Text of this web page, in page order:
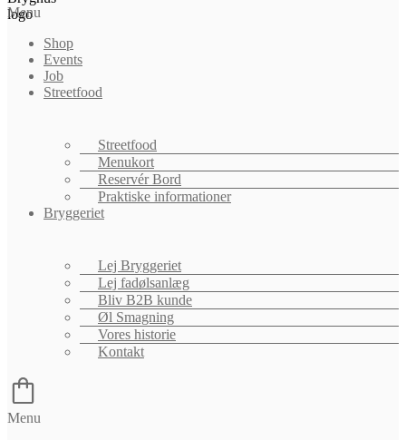
Menu
Shop
Events
Job
Streetfood
Streetfood
Menukort
Reservér Bord
Praktiske informationer
Bryggeriet
Lej Bryggeriet
Lej fadølsanlæg
Bliv B2B kunde
Øl Smagning
Vores historie
Kontakt
Menu